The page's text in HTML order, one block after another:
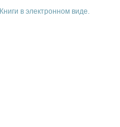
в электронном виде.